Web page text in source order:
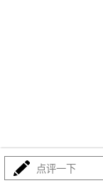
点评一下